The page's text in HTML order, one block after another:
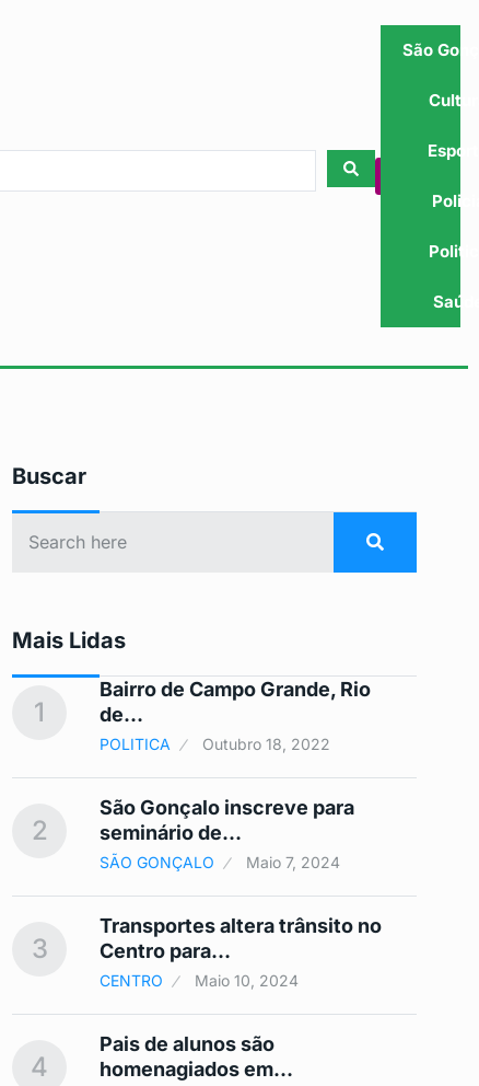
São
Buscar
Mais Lidas
1
Bairro de Campo Grande, Rio
de…
POLITICA Outubro 18, 2022
2
São Gonçalo inscreve para
seminário de…
SÃO GONÇALO Maio 7, 2024
3
Transportes altera trânsito no
Centro para…
CENTRO Maio 10, 2024
4
Pais de alunos são
homenagiados em…